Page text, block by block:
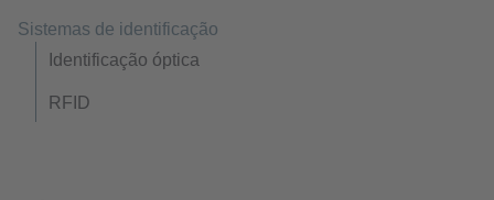
Sistemas de identificação
Identificação óptica
RFID